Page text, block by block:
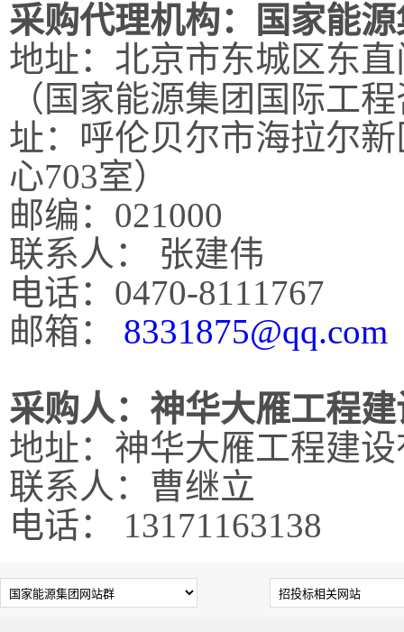
采购代理机构：
国家能
地址：北京市东城区东
（ 国家能源集团国际工
址：呼伦贝尔市海拉尔
心703室）
邮编： 021000
联系人：
张建伟
电话： 0470-8111767
邮箱：
8331875@qq.com
采购人： 神华大雁工程
地址： 神华大雁工程建
联系人： 曹继立
电话：
13171163138